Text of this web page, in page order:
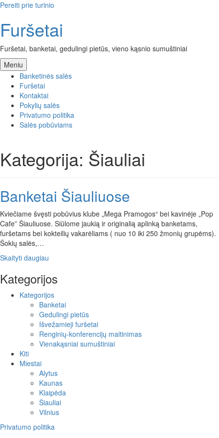
Pereiti prie turinio
Furšetai
Furšetai, banketai, gedulingi pietūs, vieno kąsnio sumuštiniai
Meniu
Banketinės salės
Furšetai
Kontaktai
Pokylių salės
Privatumo politika
Salės pobūviams
Kategorija: Šiauliai
Banketai Šiauliuose
Kviečiame švęsti pobūvius klube „Mega Pramogos“ bei kavinėje „Pop
Cafe” Šiauliuose. Siūlome jaukią ir originalią aplinką banketams,
furšetams bei kokteilių vakarėliams ( nuo 10 iki 250 žmonių grupėms).
Šokių salės,…
Skaityti daugiau
Kategorijos
Kategorijos
Banketai
Gedulingi pietūs
Išvežamieji furšetai
Renginių-konferencijų maitinimas
Vienakąsniai sumuštiniai
Kiti
Miestai
Alytus
Kaunas
Klaipėda
Šiauliai
Vilnius
Privatumo politika